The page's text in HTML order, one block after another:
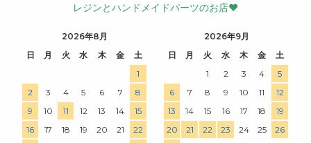
レジンとハンドメイドパーツのお店♥
2026年8月
日
月 火 水 木 金
土
1
2
3 4 5 6 7
8
9
10 11 12 13 14
15
16
17 18 19 20 21
22
2026年9月
日
月 火 水 木 金
土
1
2 3 4
5
6
7 8 9 10 11
12
13
14 15 16 17 18
19
20
21 22 23 24 25
26